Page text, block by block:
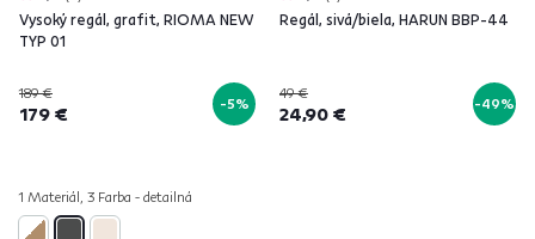
Vysoký regál, grafit, RIOMA NEW
TYP 01
189 €
179 € -5%
1 Materiál, 3 Farba - detailná
Regál, sivá/biela, HARUN BBP-44
49 €
24,90 € -49%